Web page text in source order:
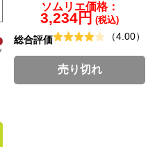
ソムリエ価格：
3,234円 (税込)
総合評価 （4.00）
売り切れ